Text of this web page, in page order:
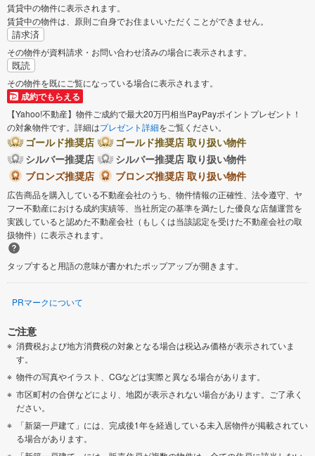
賃貸中の物件に表示されます。
賃貸中の物件は、原則ご自身でお住まいいただくことができません。
請求済
その物件が資料請求・お問い合わせ済みの場合に表示されます。
既読
その物件を既にご覧になっている場合に表示されます。
成約でもらえる
【Yahoo!不動産】物件ご成約で最大20万円相当PayPayポイントプレゼント！
の対象物件です。詳細はプレゼント詳細をご覧ください。
ゴールド推奨店
ゴールド推奨店 取り扱い物件
シルバー推奨店
シルバー推奨店 取り扱い物件
ブロンズ推奨店
ブロンズ推奨店 取り扱い物件
広告商品を購入している不動産会社のうち、物件情報の正確性、法令遵守、ヤ
フー不動産における成約実績等、当社所定の基準を満たした優良な店舗運営を
実践していると認めた不動産会社（もしくは当該認定を受けた不動産会社の取
扱物件）に表示されます。
タップすると用語の意味が書かれたポップアップが開きます。
PRマークについて
ご注意
消費税および地方消費税の対象となる場合は税込み価格が表示されていま
す。
物件の写真やイラスト、CGなどは実際と異なる場合があります。
市区町村の合併などにより、地図が表示されない場合があります。ご了承く
ださい。
「新築一戸建て」には、完成後1年を経過している未入居物件が掲載されてい
る場合があります。